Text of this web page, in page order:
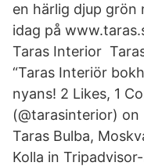
en härlig djup grön
idag på
Taras Interior
“Taras Interiör
nyans! 2 Likes, 1
(@tarasinterior)
Taras Bulba,
Kolla in